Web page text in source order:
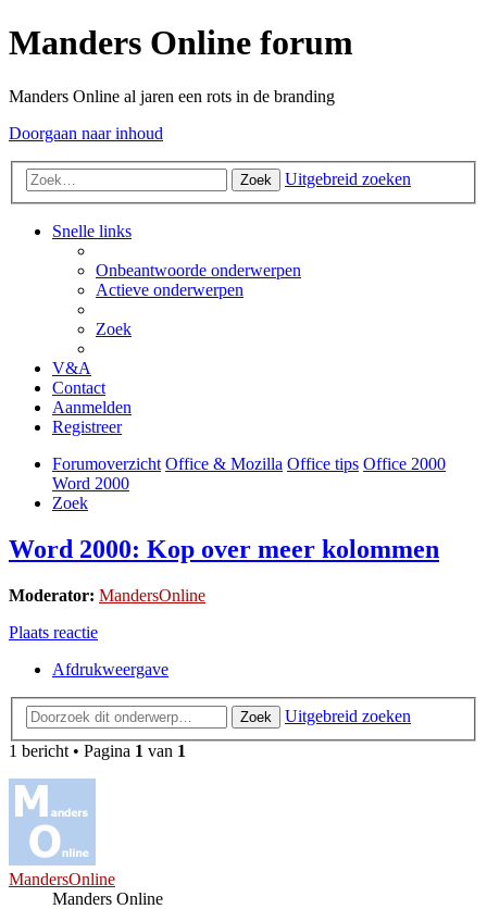
Manders Online forum
Manders Online al jaren een rots in de branding
Doorgaan naar inhoud
Zoek Uitgebreid zoeken
Snelle links
Onbeantwoorde onderwerpen
Actieve onderwerpen
Zoek
V&A
Contact
Aanmelden
Registreer
Forumoverzicht Office & Mozilla Office tips Office 2000
Word 2000
Zoek
Word 2000: Kop over meer kolommen
Moderator: MandersOnline
Plaats reactie
Afdrukweergave
Zoek
Uitgebreid zoeken
1 bericht • Pagina 1 van 1
MandersOnline
Manders Online